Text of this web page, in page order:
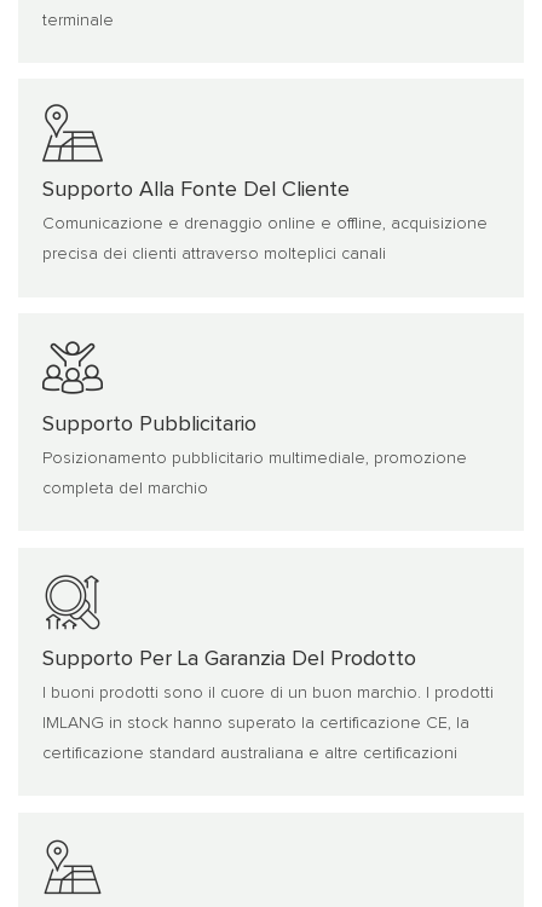
terminale
Supporto Alla Fonte Del Cliente
Comunicazione e drenaggio online e offline, acquisizione
precisa dei clienti attraverso molteplici canali
Supporto Pubblicitario
Posizionamento pubblicitario multimediale, promozione
completa del marchio
Supporto Per La Garanzia Del Prodotto
I buoni prodotti sono il cuore di un buon marchio. I prodotti
IMLANG in stock hanno superato la certificazione CE, la
certificazione standard australiana e altre certificazioni